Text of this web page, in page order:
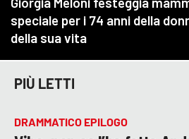
PIÙ LETTI
DRAMMATICO EPILOGO